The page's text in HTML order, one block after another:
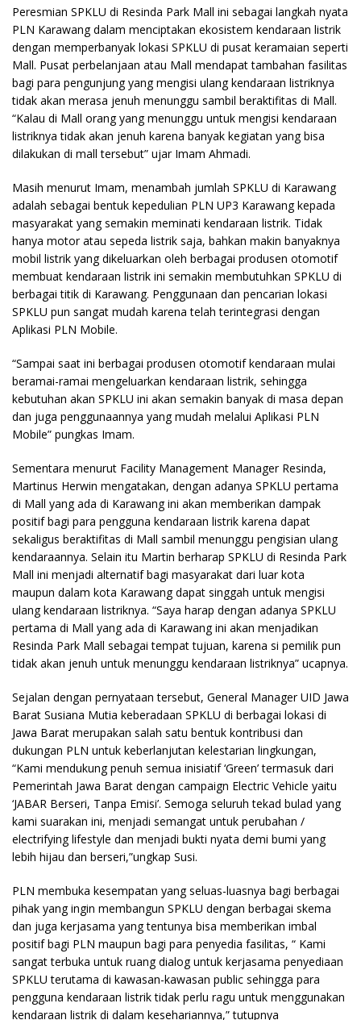
Peresmian SPKLU di Resinda Park Mall ini sebagai langkah nyata
PLN Karawang dalam menciptakan ekosistem kendaraan listrik
dengan memperbanyak lokasi SPKLU di pusat keramaian seperti
Mall. Pusat perbelanjaan atau Mall mendapat tambahan fasilitas
bagi para pengunjung yang mengisi ulang kendaraan listriknya
tidak akan merasa jenuh menunggu sambil beraktifitas di Mall.
“Kalau di Mall orang yang menunggu untuk mengisi kendaraan
listriknya tidak akan jenuh karena banyak kegiatan yang bisa
dilakukan di mall tersebut” ujar Imam Ahmadi.
Masih menurut Imam, menambah jumlah SPKLU di Karawang
adalah sebagai bentuk kepedulian PLN UP3 Karawang kepada
masyarakat yang semakin meminati kendaraan listrik. Tidak
hanya motor atau sepeda listrik saja, bahkan makin banyaknya
mobil listrik yang dikeluarkan oleh berbagai produsen otomotif
membuat kendaraan listrik ini semakin membutuhkan SPKLU di
berbagai titik di Karawang. Penggunaan dan pencarian lokasi
SPKLU pun sangat mudah karena telah terintegrasi dengan
Aplikasi PLN Mobile.
“Sampai saat ini berbagai produsen otomotif kendaraan mulai
beramai-ramai mengeluarkan kendaraan listrik, sehingga
kebutuhan akan SPKLU ini akan semakin banyak di masa depan
dan juga penggunaannya yang mudah melalui Aplikasi PLN
Mobile” pungkas Imam.
Sementara menurut Facility Management Manager Resinda,
Martinus Herwin mengatakan, dengan adanya SPKLU pertama
di Mall yang ada di Karawang ini akan memberikan dampak
positif bagi para pengguna kendaraan listrik karena dapat
sekaligus beraktifitas di Mall sambil menunggu pengisian ulang
kendaraannya. Selain itu Martin berharap SPKLU di Resinda Park
Mall ini menjadi alternatif bagi masyarakat dari luar kota
maupun dalam kota Karawang dapat singgah untuk mengisi
ulang kendaraan listriknya. “Saya harap dengan adanya SPKLU
pertama di Mall yang ada di Karawang ini akan menjadikan
Resinda Park Mall sebagai tempat tujuan, karena si pemilik pun
tidak akan jenuh untuk menunggu kendaraan listriknya” ucapnya.
Sejalan dengan pernyataan tersebut, General Manager UID Jawa
Barat Susiana Mutia keberadaan SPKLU di berbagai lokasi di
Jawa Barat merupakan salah satu bentuk kontribusi dan
dukungan PLN untuk keberlanjutan kelestarian lingkungan,
“Kami mendukung penuh semua inisiatif ‘Green’ termasuk dari
Pemerintah Jawa Barat dengan campaign Electric Vehicle yaitu
‘JABAR Berseri, Tanpa Emisi’. Semoga seluruh tekad bulad yang
kami suarakan ini, menjadi semangat untuk perubahan /
electrifying lifestyle dan menjadi bukti nyata demi bumi yang
lebih hijau dan berseri,”ungkap Susi.
PLN membuka kesempatan yang seluas-luasnya bagi berbagai
pihak yang ingin membangun SPKLU dengan berbagai skema
dan juga kerjasama yang tentunya bisa memberikan imbal
positif bagi PLN maupun bagi para penyedia fasilitas, “ Kami
sangat terbuka untuk ruang dialog untuk kerjasama penyediaan
SPKLU terutama di kawasan-kawasan public sehingga para
pengguna kendaraan listrik tidak perlu ragu untuk menggunakan
kendaraan listrik di dalam kesehariannya,” tutupnya